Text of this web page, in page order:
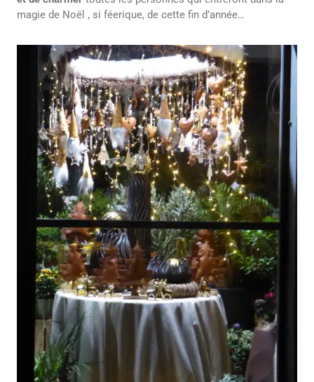
magie de Noël , si féerique, de cette fin d’année…